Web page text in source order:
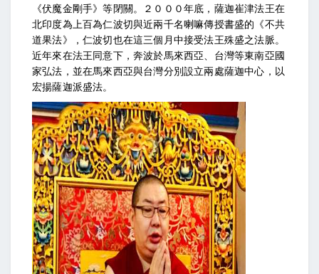
《伏魔金剛手》等閉關。２０００年底，薩迦崔津法王在
北印度為上百為仁波切與近兩千名喇嘛傳授書盛的《不共
道果法》，仁波切也在這三個月中接受法王殊盛之法脈。
近年來在法王同意下，奔波於馬來西亞、台灣等東南亞國
家弘法，並在馬來西亞與台灣分別設立兩處薩迦中心，以
宏揚薩迦派盛法。